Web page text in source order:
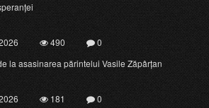
490
0
la asasinarea părintelui Vasile Zăpârțan
181
0